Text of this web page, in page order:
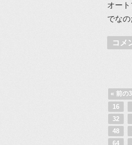
オー
でな
コメ
« 前の
16
32
48
64